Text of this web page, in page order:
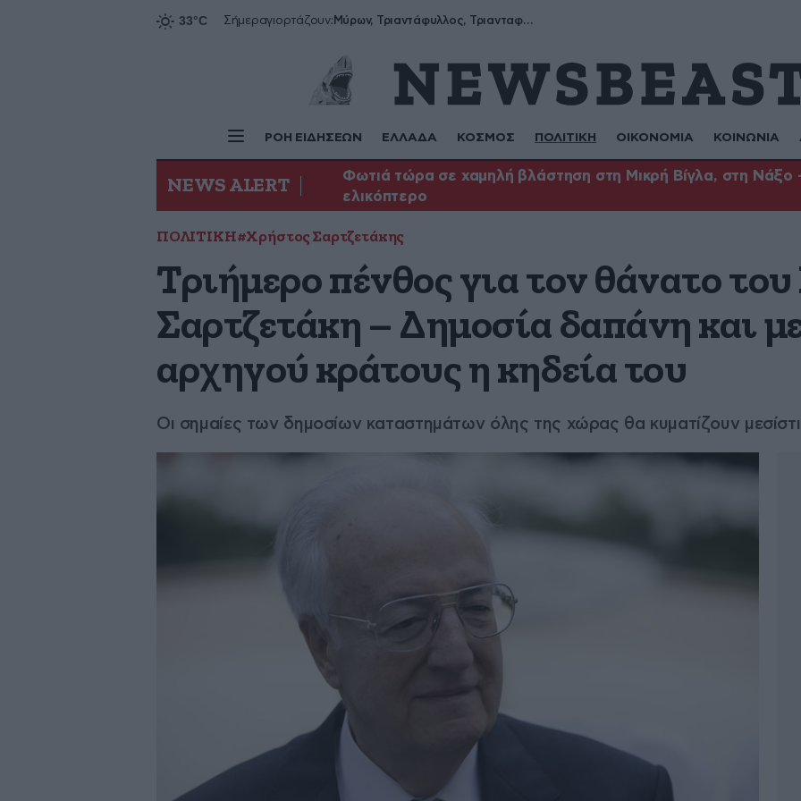
Σήμεραγιορτάζουν: Μύρων, Τριαντάφυλλος, Τριανταφυλλιά, Φυλλιώ, Ρόζα
ΡΟΗ ΕΙΔΗΣΕΩΝ ΕΛΛΑΔΑ ΚΟΣΜΟΣ ΠΟΛΙΤΙΚΗ ΟΙΚΟΝΟΜΙΑ ΚΟΙΝΩΝΙΑ
NEWS ALERT
Φωτιά τώρα σε χαμηλή βλάστηση στη Μικρή Βίγλα, στη Νάξο
ελικόπτερο
ΠΟΛΙΤΙΚΗ#Χρήστος Σαρτζετάκης
Τριήμερο πένθος για τον θάνατο
Σαρτζετάκη – Δημοσία δαπάνη και
αρχηγού κράτους η κηδεία του
Οι σημαίες των δημοσίων καταστημάτων όλης της χώρας θα κυματίζουν